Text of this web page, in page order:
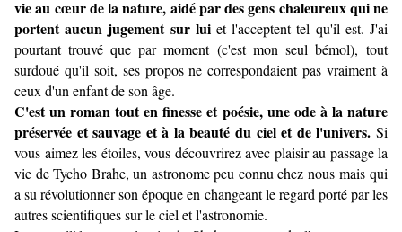
vie au cœur de la nature, aidé par des gens chaleureux qui ne
portent aucun jugement sur lui et l'acceptent tel qu'il est. J'ai
pourtant trouvé que par moment (c'est mon seul bémol), tout
surdoué qu'il soit, ses propos ne correspondaient pas vraiment à
ceux d'un enfant de son âge.
C'est un roman tout en finesse et poésie, une ode à la nature
préservée et sauvage et à la beauté du ciel et de l'univers. Si
vous aimez les étoiles, vous découvrirez avec plaisir au passage la
vie de Tycho Brahe, un astronome peu connu chez nous mais qui
a su révolutionner son époque en changeant le regard porté par les
autres scientifiques sur le ciel et l'astronomie.